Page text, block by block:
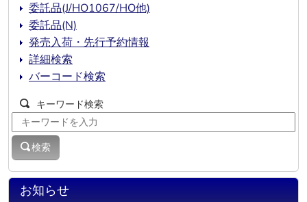
お知らせ
委託品(J/HO1067/HO他)
委託品(N)
発売入荷・先行予約情報
詳細検索
バーコード検索
キーワード検索
検索